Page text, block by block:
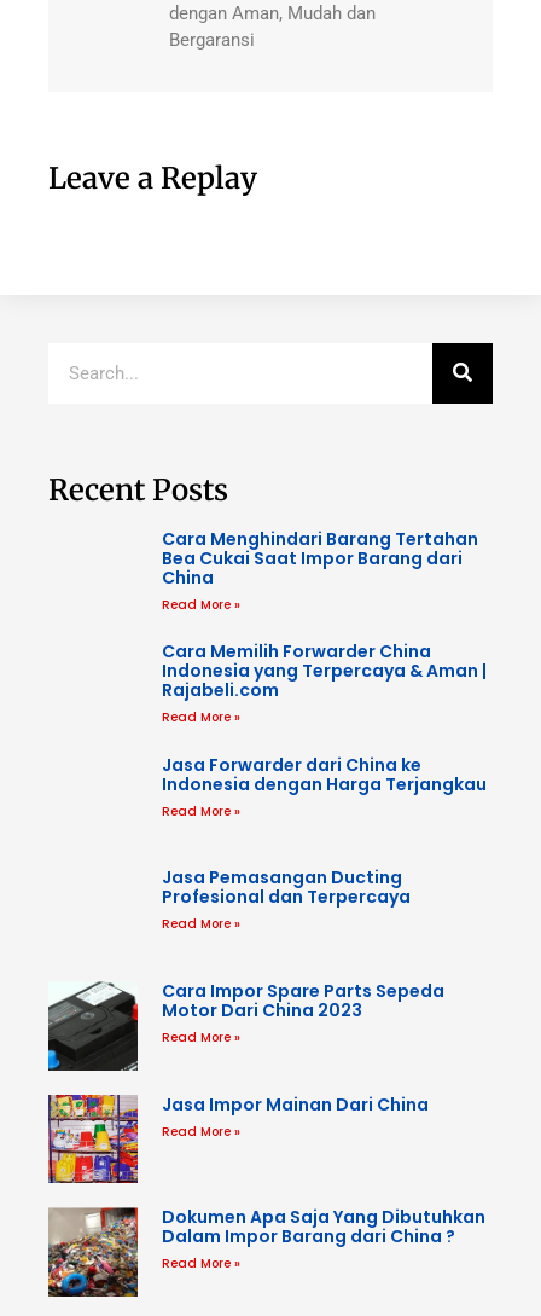
dengan Aman, Mudah dan
Bergaransi
Leave a Replay
Recent Posts
Cara Menghindari Barang Tertahan
Bea Cukai Saat Impor Barang dari
China
Read More »
Cara Memilih Forwarder China
Indonesia yang Terpercaya & Aman |
Rajabeli.com
Read More »
Jasa Forwarder dari China ke
Indonesia dengan Harga Terjangkau
Read More »
Jasa Pemasangan Ducting
Profesional dan Terpercaya
Read More »
Cara Impor Spare Parts Sepeda
Motor Dari China 2023
Read More »
Jasa Impor Mainan Dari China
Read More »
Dokumen Apa Saja Yang Dibutuhkan
Dalam Impor Barang dari China ?
Read More »